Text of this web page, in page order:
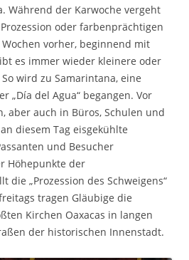
Während der Karwoche vergeht
oder farbenprächtigen
vorher, beginnend mit
es immer wieder kleinere oder
wird zu Samarintana, eine
„Día del Agua“ begangen. Vor
aber auch in Büros, Schulen und
diesem Tag eisgekühlte
und Besucher
Höhepunkte der
die „Prozession des Schweigens“
tragen Gläubige die
Kirchen Oaxacas in langen
der historischen Innenstadt.